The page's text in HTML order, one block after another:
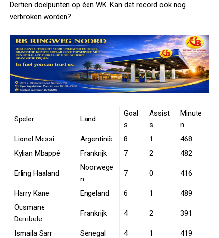
Dertien doelpunten op één WK. Kan dat record ook nog
verbroken worden?
Speler Land
Goal
s
Assist
s
Minute
n
Lionel Messi
Argentinië 8 1
468
Kylian Mbappé
Frankrijk 7 2 482
Erling Haaland
Noorwege
n
7 0 416
Harry Kane Engeland 6 1
489
Ousmane
Dembele
Frankrijk 4 2 391
Ismaila Sarr Senegal 4 1
419